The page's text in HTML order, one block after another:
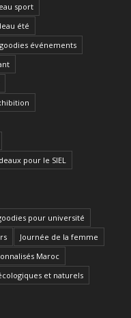
sport
été
événements
pour le SIEL
pour université
Journée de la femme
Maroc
et naturels